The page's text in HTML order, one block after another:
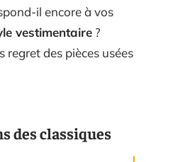
il encore à vos
vestimentaire ?
regret des pièces usées
des classiques